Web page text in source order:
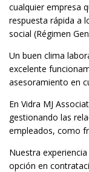
cualquier empresa
respuesta rápida a
social (Régimen
Un buen clima
excelente
asesoramiento en
En Vidra MJ
gestionando las
empleados, como
Nuestra
opción en